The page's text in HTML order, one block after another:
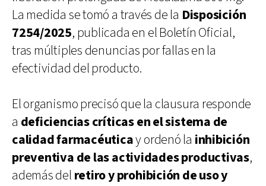
La medida se tomó a través de la Disposición
7254/2025, publicada en el Boletín Oficial,
tras múltiples denuncias por fallas en la
efectividad del producto.
El organismo precisó que la clausura responde
a deficiencias críticas en el sistema de
calidad farmacéuticay ordenó la inhibición
preventiva de las actividades productivas,
además del retiro y prohibición de uso y